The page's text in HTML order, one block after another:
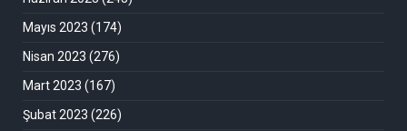
Mayıs 2023 (174)
Nisan 2023 (276)
Mart 2023 (167)
Şubat 2023 (226)